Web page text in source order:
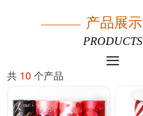
———— 产品展示
PRODUCTS
끀
共 10 个产品